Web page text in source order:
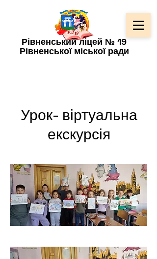
Рівненський ліцей № 19
Рівненської міської ради
Урок- віртуальна
екскурсія